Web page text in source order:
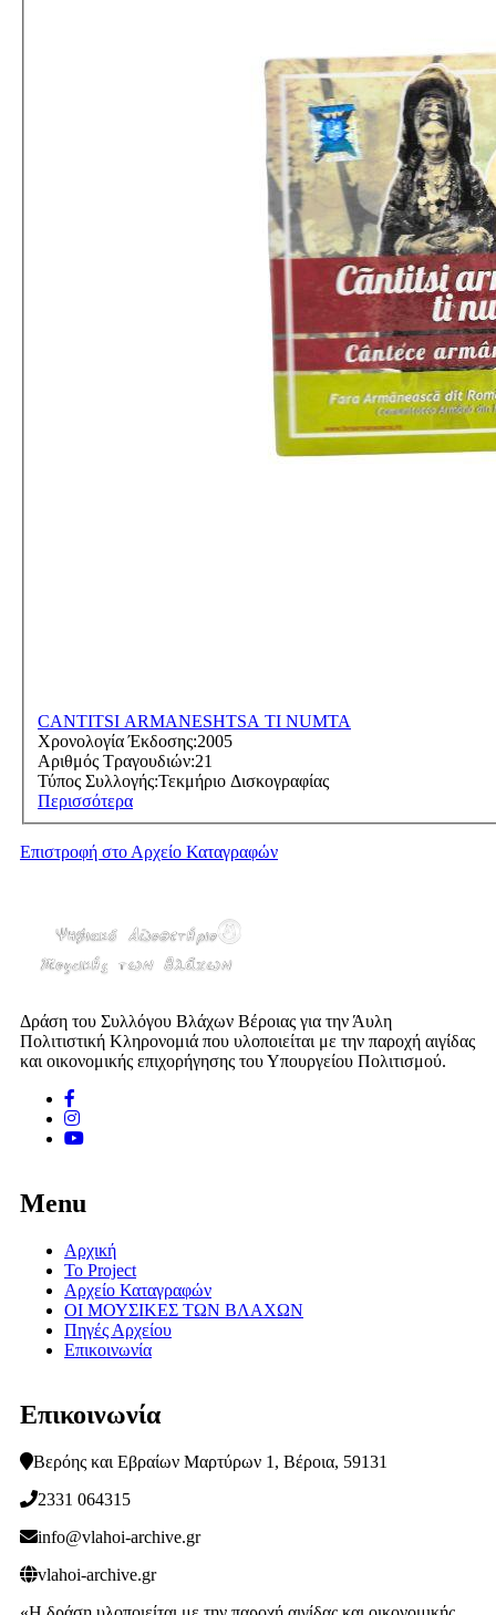
CANTITSI ARMANESHTSA TI NUMTA
Χρονολογία Έκδοσης:2005
Αριθμός Τραγουδιών:21
Τύπος Συλλογής:Τεκμήριο Δισκογραφίας
Περισσότερα
Επιστροφή στο Αρχείο Καταγραφών
Δράση του Συλλόγου Βλάχων Βέροιας για την Άυλη
Πολιτιστική Κληρονομιά που υλοποιείται με την παροχή αιγίδας
και οικονομικής επιχορήγησης του Υπουργείου Πολιτισμού.
Menu
Αρχική
Το Project
Αρχείο Καταγραφών
ΟΙ ΜΟΥΣΙΚΕΣ ΤΩΝ ΒΛΑΧΩΝ
Πηγές Αρχείου
Επικοινωνία
Επικοινωνία
Βερόης και Εβραίων Μαρτύρων 1, Βέροια, 59131
2331 064315
info@vlahoi-archive.gr
vlahoi-archive.gr